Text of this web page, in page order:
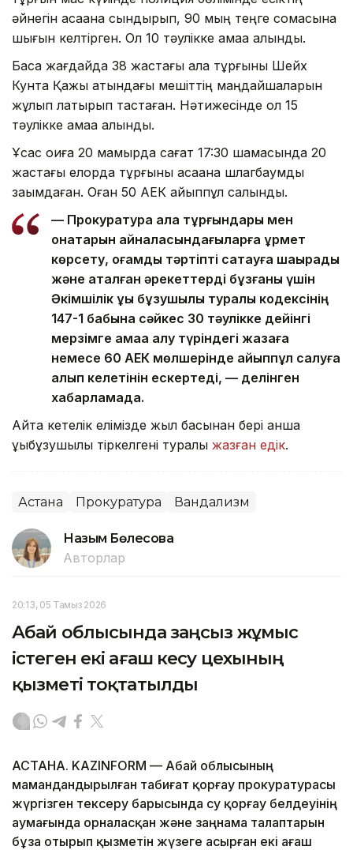
әйнегін қасақана сындырып, 90 мың теңге сомасына
шығын келтірген. Ол 10 тәулікке қамаққа алынды.
Басқа жағдайда 38 жастағы қала тұрғыны Шейх
Кунта Қажы атындағы мешіттің маңдайшаларын
жұлып лақтырып тастаған. Нәтижесінде ол 15
тәулікке қамаққа алынды.
Ұқсас оқиға 20 мамырда сағат 17:30 шамасында 20
жастағы елорда тұрғыны қасақана шлагбаумды
зақымдаған. Оған 50 АЕК айыппұл салынды.
— Прокуратура қала тұрғындары мен
қонақтарын айналасындағыларға құрмет
көрсету, қоғамдық тәртіпті сақтауға шақырады
және аталған әрекеттерді бұзғаны үшін
Әкімшілік құқық бұзушылық туралы кодексінің
147-1 бабына сәйкес 30 тәулікке дейінгі
мерзімге қамаққа алу түріндегі жазаға
немесе 60 АЕК мөлшерінде айыппұл салуға
алып келетінін ескертеді, — делінген
хабарламада.
Айта кетелік елімізде жыл басынан бері қанша
құқықбұзушылық тіркелгені туралы жазған едік.
Астана Прокуратура Вандализм
Назым Бөлесова
Авторлар
20:13, 05 Тамыз 2026
Абай облысында заңсыз жұмыс
істеген екі ағаш кесу цехының
қызметі тоқтатылды
АСТАНА. KAZINFORM — Абай облысының
мамандандырылған табиғат қорғау прокуратурасы
жүргізген тексеру барысында су қорғау белдеуінің
аумағында орналасқан және заңнама талаптарын
бұза отырып қызметін жүзеге асырған екі ағаш